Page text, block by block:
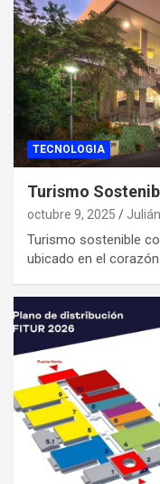
TECNOLOGIA
Turismo
octubre 9, 2025
Turismo sostenible
ubicado en el